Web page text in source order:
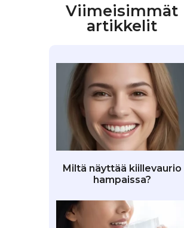
Viimeisimmät
artikkelit
Miltä näyttää kiillevaurio
hampaissa?